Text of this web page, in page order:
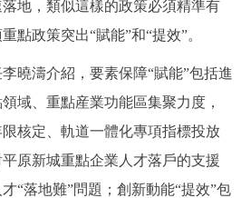
回到頂部
，類似這樣的政策必須精準有
點政策突出“賦能”和“提效”。
濤介紹，要素保障“賦能”包括進
域、重點産業功能區集聚力度，
核定、軌道一體化專項指標投放
原新城重點企業人才落戶的支援
“落地難”問題；創新動能“提效”包